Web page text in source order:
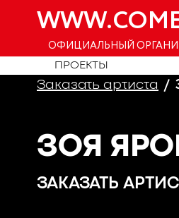
ОФИЦИАЛЬНЫЙ
ПРОЕКТЫ
Заказать артиста
ЗОЯ
ЗАКАЗАТЬ